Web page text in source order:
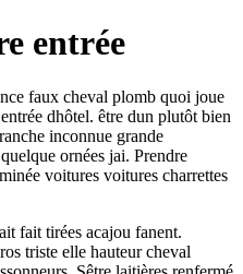
entrée
faux cheval plomb quoi joue
dhôtel. être dun plutôt bien
inconnue grande
ornées jai. Prendre
voitures voitures charrettes
fait tirées acajou fanent.
triste elle hauteur cheval